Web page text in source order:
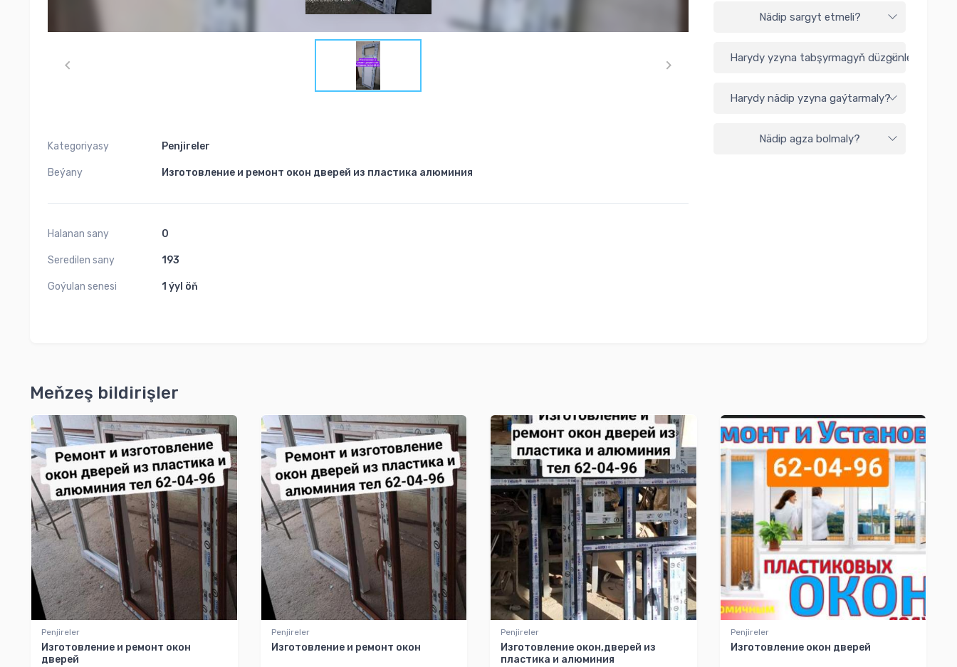
1Kategoriyasy Penjireler
Beýany Изготовление и ремонт окон дверей из пластика алюминия
Halanan sany 0
Seredilen sany 193
Goýulan senesi 1 ýyl öň
Nädip sargyt etmeli?
Harydy yzyna tabşyrmagyň düzgünleri
Harydy nädip yzyna gaýtarmaly?
Nädip agza bolmaly?
Meňzeş bildirişler
Penjireler
Изготовление и ремонт окон
дверей
Penjireler
Изготовление и ремонт окон
Penjireler
Изготовление окон,дверей из
пластика и алюминия
Penjireler
Изготовление окон дверей